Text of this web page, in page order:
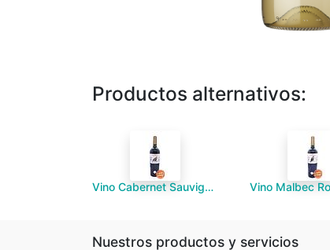
Productos alternativos:
Vino Cabernet Sauvignon Roble "Cavas del Artesano" 750mL
Nuestros productos y servicios